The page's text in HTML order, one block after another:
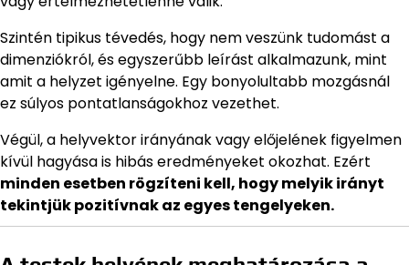
Szintén tipikus tévedés, hogy nem veszünk tudomást a
dimenziókról, és egyszerűbb leírást alkalmazunk, mint
amit a helyzet igényelne. Egy bonyolultabb mozgásnál
ez súlyos pontatlanságokhoz vezethet.
Végül, a helyvektor irányának vagy előjelének figyelmen
kívül hagyása is hibás eredményeket okozhat. Ezért
minden esetben rögzíteni kell, hogy melyik irányt
tekintjük pozitívnak az egyes tengelyeken.